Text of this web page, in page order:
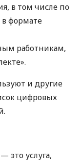
в том числе по
формате
работникам,
и другие
цифровых
это услуга,